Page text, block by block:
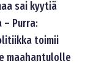
sai kyytiä
Purra:
toimii
maahantulolle